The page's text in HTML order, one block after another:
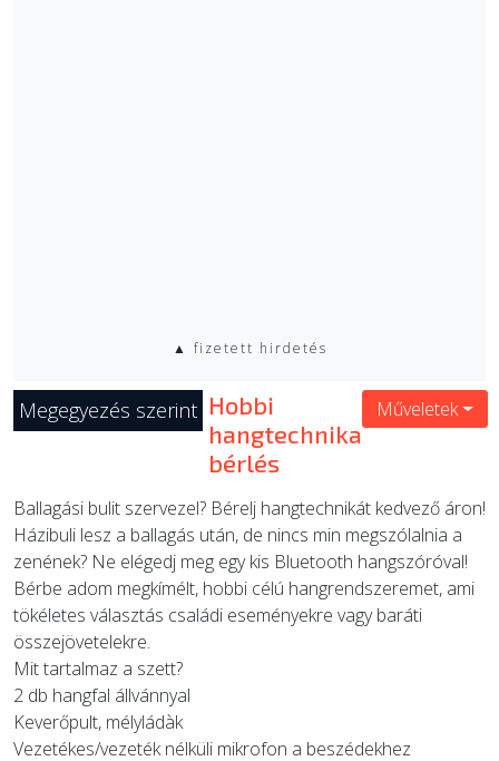
▲ fizetett hirdetés
Megegyezés szerint Hobbi
hangtechnika
bérlés
Műveletek
Ballagási bulit szervezel? Bérelj hangtechnikát kedvező áron!
​Házibuli lesz a ballagás után, de nincs min megszólalnia a
zenének? Ne elégedj meg egy kis Bluetooth hangszóróval!
Bérbe adom megkímélt, hobbi célú hangrendszeremet, ami
tökéletes választás családi eseményekre vagy baráti
összejövetelekre.
​Mit tartalmaz a szett?
​2 db hangfal állvánnyal
​Keverőpult, mélyládàk
​Vezetékes/vezeték nélküli mikrofon a beszédekhez